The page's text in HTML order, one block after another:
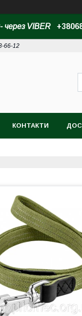
через VIBER
66-12
КОНТАКТИ